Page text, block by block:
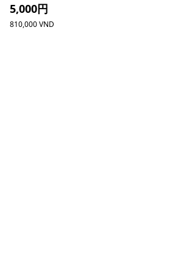
5,000円
810,000 VND